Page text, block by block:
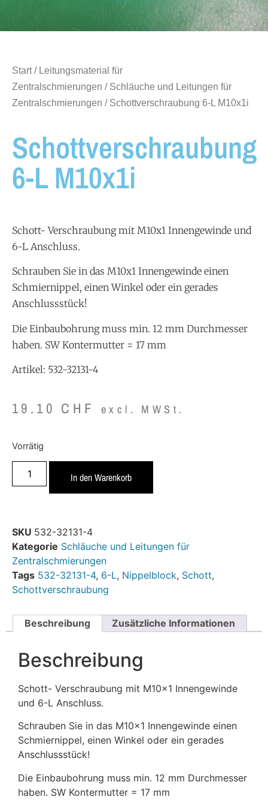
Start/ Leitungsmaterial für
Zentralschmierungen / Schläuche und Leitungen für
Zentralschmierungen / Schottverschraubung 6-L M10x1i
Schottverschraubung
6-L M10x1i
Schott- Verschraubung mit M10x1 Innengewinde und
6-L Anschluss.
Schrauben Sie in das M10x1 Innengewinde einen
Schmiernippel, einen Winkel oder ein gerades
Anschlussstück!
Die Einbaubohrung muss min. 12 mm Durchmesser
haben. SW Kontermutter = 17 mm
Artikel: 532-32131-4
19.10 CHF excl. MWSt.
Vorrätig
In den Warenkorb
SKU 532-32131-4
Kategorie Schläuche und Leitungen für
Zentralschmierungen
Tags 532-32131-4, 6-L, Nippelblock, Schott,
Schottverschraubung
Beschreibung Zusätzliche Informationen
Beschreibung
Schott- Verschraubung mit M10x1 Innengewinde
und 6-L Anschluss.
Schrauben Sie in das M10x1 Innengewinde einen
Schmiernippel, einen Winkel oder ein gerades
Anschlussstück!
Die Einbaubohrung muss min. 12 mm Durchmesser
haben. SW Kontermutter = 17 mm